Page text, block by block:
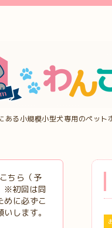
ある小規模小型犬専用のペット
ちら（予
※初回は同
めに必ずこ
します。